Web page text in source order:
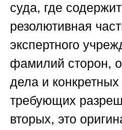
суда, где
резолютивная
экспертного
фамилий сторон,
дела и
требующих
вторых, это